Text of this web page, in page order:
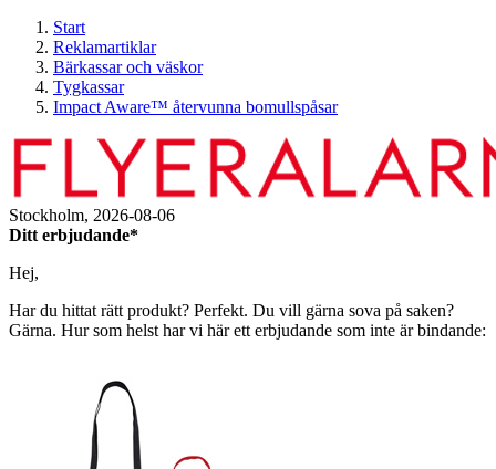
Start
Reklamartiklar
Bärkassar och väskor
Tygkassar
Impact Aware™ återvunna bomullspåsar
Stockholm, 2026-08-06
Ditt erbjudande*
Hej,
Har du hittat rätt produkt? Perfekt. Du vill gärna sova på saken?
Gärna. Hur som helst har vi här ett erbjudande som inte är bindande: